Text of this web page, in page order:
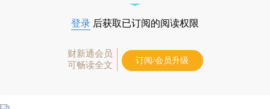
登录 后获取已订阅的阅读权限
财新通会员
可畅读全文
订阅/会员升级